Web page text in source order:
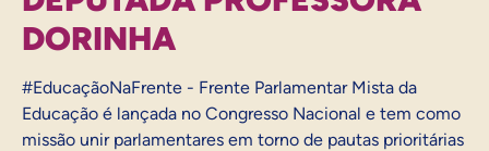
DORINHA
#EducaçãoNaFrente - Frente Parlamentar Mista da
Educação é lançada no Congresso Nacional e tem como
missão unir parlamentares em torno de pautas prioritárias